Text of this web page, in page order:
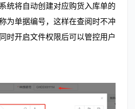
统将自动创建对应购货入库单的
为单据编号，这样在查阅时不冲
时开启文件权限后可以管控用户